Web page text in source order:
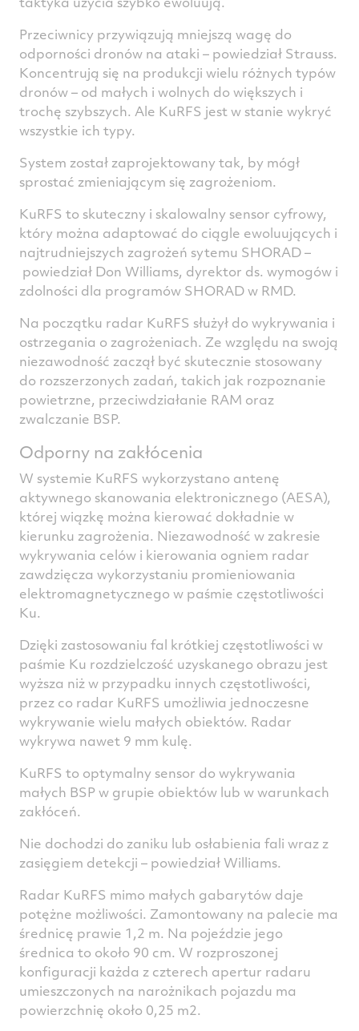
Przeciwnicy przywiązują mniejszą wagę do
odporności dronów na ataki – powiedział Strauss.
Koncentrują się na produkcji wielu różnych typów
dronów – od małych i wolnych do większych i
trochę szybszych. Ale KuRFS jest w stanie wykryć
wszystkie ich typy.
System został zaprojektowany tak, by mógł
sprostać zmieniającym się zagrożeniom.
KuRFS to skuteczny i skalowalny sensor cyfrowy,
który można adaptować do ciągle ewoluujących i
najtrudniejszych zagrożeń sytemu SHORAD –
powiedział Don Williams, dyrektor ds. wymogów i
zdolności dla programów SHORAD w RMD.
Na początku radar KuRFS służył do wykrywania i
ostrzegania o zagrożeniach. Ze względu na swoją
niezawodność zaczął być skutecznie stosowany
do rozszerzonych zadań, takich jak rozpoznanie
powietrzne, przeciwdziałanie RAM oraz
zwalczanie BSP.
Odporny na zakłócenia
W systemie KuRFS wykorzystano antenę
aktywnego skanowania elektronicznego (AESA),
której wiązkę można kierować dokładnie w
kierunku zagrożenia. Niezawodność w zakresie
wykrywania celów i kierowania ogniem radar
zawdzięcza wykorzystaniu promieniowania
elektromagnetycznego w paśmie częstotliwości
Ku.
Dzięki zastosowaniu fal krótkiej częstotliwości w
paśmie Ku rozdzielczość uzyskanego obrazu jest
wyższa niż w przypadku innych częstotliwości,
przez co radar KuRFS umożliwia jednoczesne
wykrywanie wielu małych obiektów. Radar
wykrywa nawet 9 mm kulę.
KuRFS to optymalny sensor do wykrywania
małych BSP w grupie obiektów lub w warunkach
zakłóceń.
Nie dochodzi do zaniku lub osłabienia fali wraz z
zasięgiem detekcji – powiedział Williams.
Radar KuRFS mimo małych gabarytów daje
potężne możliwości. Zamontowany na palecie ma
średnicę prawie 1,2 m. Na pojeździe jego
średnica to około 90 cm. W rozproszonej
konfiguracji każda z czterech apertur radaru
umieszczonych na narożnikach pojazdu ma
powierzchnię około 0,25 m2.